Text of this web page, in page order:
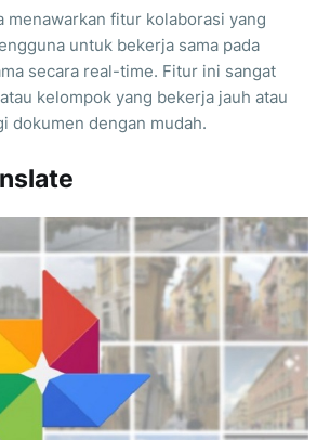
menawarkan fitur kolaborasi yang
untuk bekerja sama pada
secara real-time. Fitur ini sangat
kelompok yang bekerja jauh atau
dokumen dengan mudah.